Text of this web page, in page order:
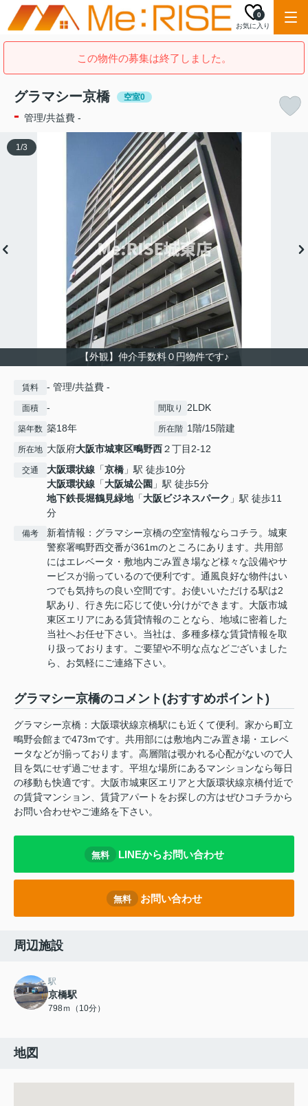
お気に入り
0
この物件の募集は終了しました。
グラマシー京橋 空室0
- 管理/共益費 -
【外観】仲介手数料０円物件です♪
1/3
賃料 - 管理/共益費 -
面積 - 間取り 2LDK
築年数 築18年 所在階 1階/15階建
所在地 大阪府大阪市城東区鴫野西２丁目2-12
交通 大阪環状線 「京橋 」駅 徒歩10分
大阪環状線 「大阪城公園 」駅 徒歩5分
地下鉄長堀鶴見緑地「大阪ビジネスパーク 」駅 徒歩11
分
備考
新着情報：グラマシー京橋の空室情報ならコチラ。城東
警察署鴫野西交番が361mのところにあります。共用部
にはエレベータ・敷地内ごみ置き場など様々な設備やサ
ービスが揃っているので便利です。通風良好な物件はい
つでも気持ちの良い空間です。お使いいただける駅は2
駅あり、行き先に応じて使い分けができます。大阪市城
東区エリアにある賃貸情報のことなら、地域に密着した
当社へお任せ下さい。当社は、多種多様な賃貸情報を取
り扱っております。ご要望や不明な点などございました
ら、お気軽にご連絡下さい。
グラマシー京橋のコメント(おすすめポイント)
グラマシー京橋：大阪環状線京橋駅にも近くて便利。家から町立
鴫野会館まで473mです。共用部には敷地内ごみ置き場・エレベ
ータなどが揃っております。高層階は覗かれる心配がないので人
目を気にせず過ごせます。平坦な場所にあるマンションなら毎日
の移動も快適です。大阪市城東区エリアと大阪環状線京橋付近で
の賃貸マンション、賃貸アパートをお探しの方はぜひコチラから
お問い合わせやご連絡を下さい。
無料 LINEからお問い合わせ
無料 お問い合わせ
周辺施設
駅
京橋駅
798ｍ（10分）
地図